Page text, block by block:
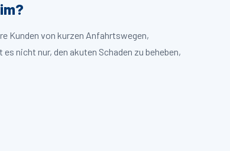
Kunden von kurzen Anfahrtswegen,
nicht nur, den akuten Schaden zu beheben,